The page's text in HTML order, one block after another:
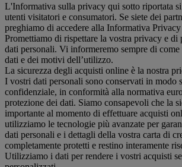
L'Informativa sulla privacy qui sotto riportata
utenti visitatori e consumatori. Se siete dei
preghiamo di accedere alla Informativa
Promettiamo di rispettare la vostra privacy e di
dati personali. Vi informeremo sempre di
dati e dei motivi dell’utilizzo.
La sicurezza degli acquisti online è la nostra
I vostri dati personali sono conservati in modo
confidenziale, in conformità alla normativa
protezione dei dati. Siamo consapevoli che la
importante al momento di effettuare acquisti
utilizziamo le tecnologie più avanzate per
dati personali e i dettagli della vostra carta di
completamente protetti e restino interamente
Utilizziamo i dati per rendere i vostri acquisti